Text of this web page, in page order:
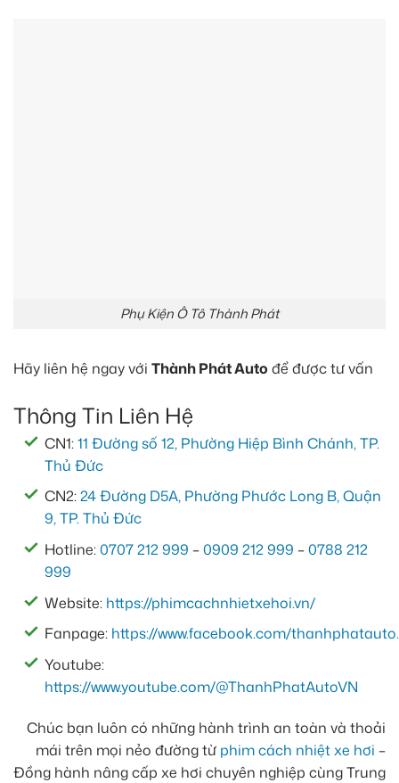
Phụ Kiện Ô Tô Thành Phát
Hãy liên hệ ngay với Thành Phát Auto để được tư vấn
Thông Tin Liên Hệ
CN1:11 Đường số 12, Phường Hiệp Bình Chánh, TP.
Thủ Đức
CN2:24 Đường D5A, Phường Phước Long B, Quận
9, TP. Thủ Đức
Hotline:0707 212 999 –0909 212 999 –0788 212
999
Website: https://phimcachnhietxehoi.vn/
Fanpage: https://www.facebook.com/
Youtube:
https://www.youtube.com/@ThanhPhatAutoVN
Chúc bạn luôn có những hành trình an toàn và thoải
mái trên mọi nẻo đường từ phim cách nhiệt xe hơi –
Đồng hành nâng cấp xe hơi chuyên nghiệp cùng Trung